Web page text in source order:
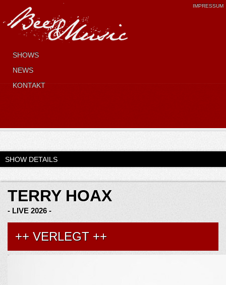
SHOWS
NEWS
KONTAKT
IMPRESSUM
SHOW DETAILS
TERRY HOAX
- LIVE 2026 -
++ VERLEGT ++